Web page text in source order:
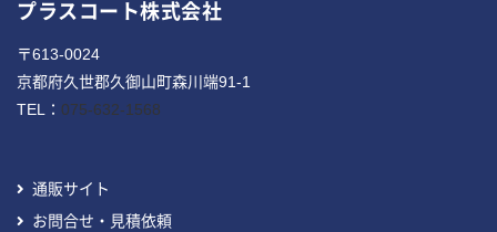
プラスコート株式会社
〒613-0024
京都府久世郡久御山町森川端91-1
TEL： 075-632-1568
通販サイト
お問合せ・見積依頼